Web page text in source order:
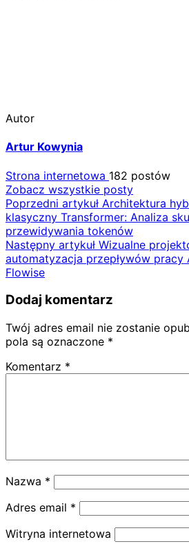
Autor
Artur Kowynia
Strona internetowa 182 postów
Zobacz wszystkie posty
Nawigacja
wpisu
Poprzedni artykuł Architektura
klasyczny Transformer: Analiza
przewidywania tokenów
Następny artykuł Wizualne
automatyzacja przepływów pracy
Flowise
Dodaj komentarz
Twój adres email nie zostanie
pola są oznaczone *
Komentarz *
Nazwa *
Adres email *
Witryna internetowa